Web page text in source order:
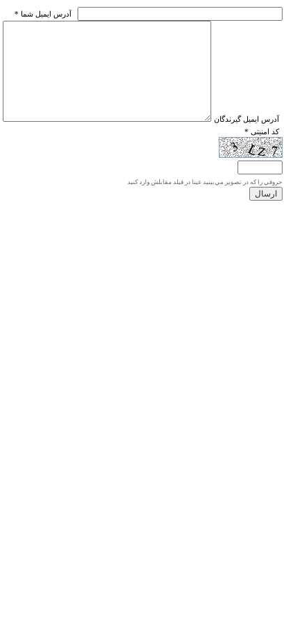
* آدرس ايميل شما
* آدرس ايميل گيرندگان
* کد امنیتی
حروفي را كه در تصوير مي‌بينيد عينا در فيلد مقابلش وارد كنيد